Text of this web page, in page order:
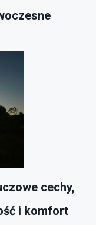
cechy,
i komfort